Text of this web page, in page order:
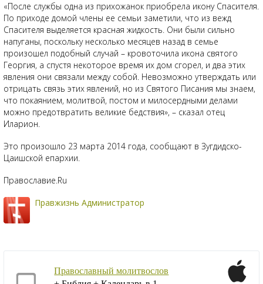
«После службы одна из прихожанок приобрела икону Спасителя.
По приходе домой члены ее семьи заметили, что из вежд
Спасителя выделяется красная жидкость. Они были сильно
напуганы, поскольку несколько месяцев назад в семье
произошел подобный случай – кровоточила икона святого
Георгия, а спустя некоторое время их дом сгорел, и два этих
явления они связали между собой. Невозможно утверждать или
отрицать связь этих явлений, но из Святого Писания мы знаем,
что покаянием, молитвой, постом и милосердными делами
можно предотвратить великие бедствия», – сказал отец
Иларион.
Это произошло 23 марта 2014 года, сообщают в Зугдидско-
Цаишской епархии.
Православие.Ru
Правжизнь Администратор
Православный молитвослов